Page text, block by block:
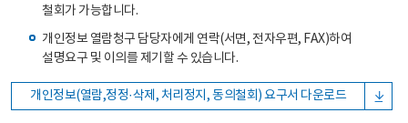
철회가 가능합니다.
개인정보 열람청구 담당자에게 연락(서면, 전자우편, FAX)하여
설명요구 및 이의를 제기할 수 있습니다.
개인정보(열람,정정·삭제, 처리정지, 동의철회) 요구서 다운로드